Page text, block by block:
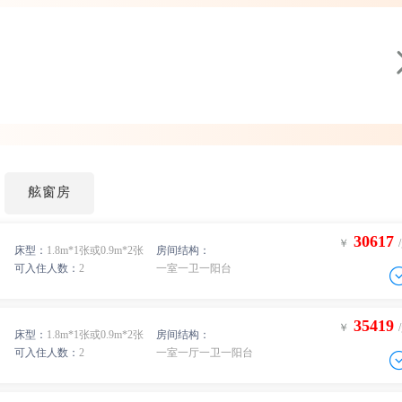
舷窗房
床型： 1.8m*1张或0.9m*2张
可入住人数： 2
房间结构：
一室一卫一阳台
￥ 30617
床型： 1.8m*1张或0.9m*2张
可入住人数： 2
房间结构：
一室一厅一卫一阳台
￥ 35419